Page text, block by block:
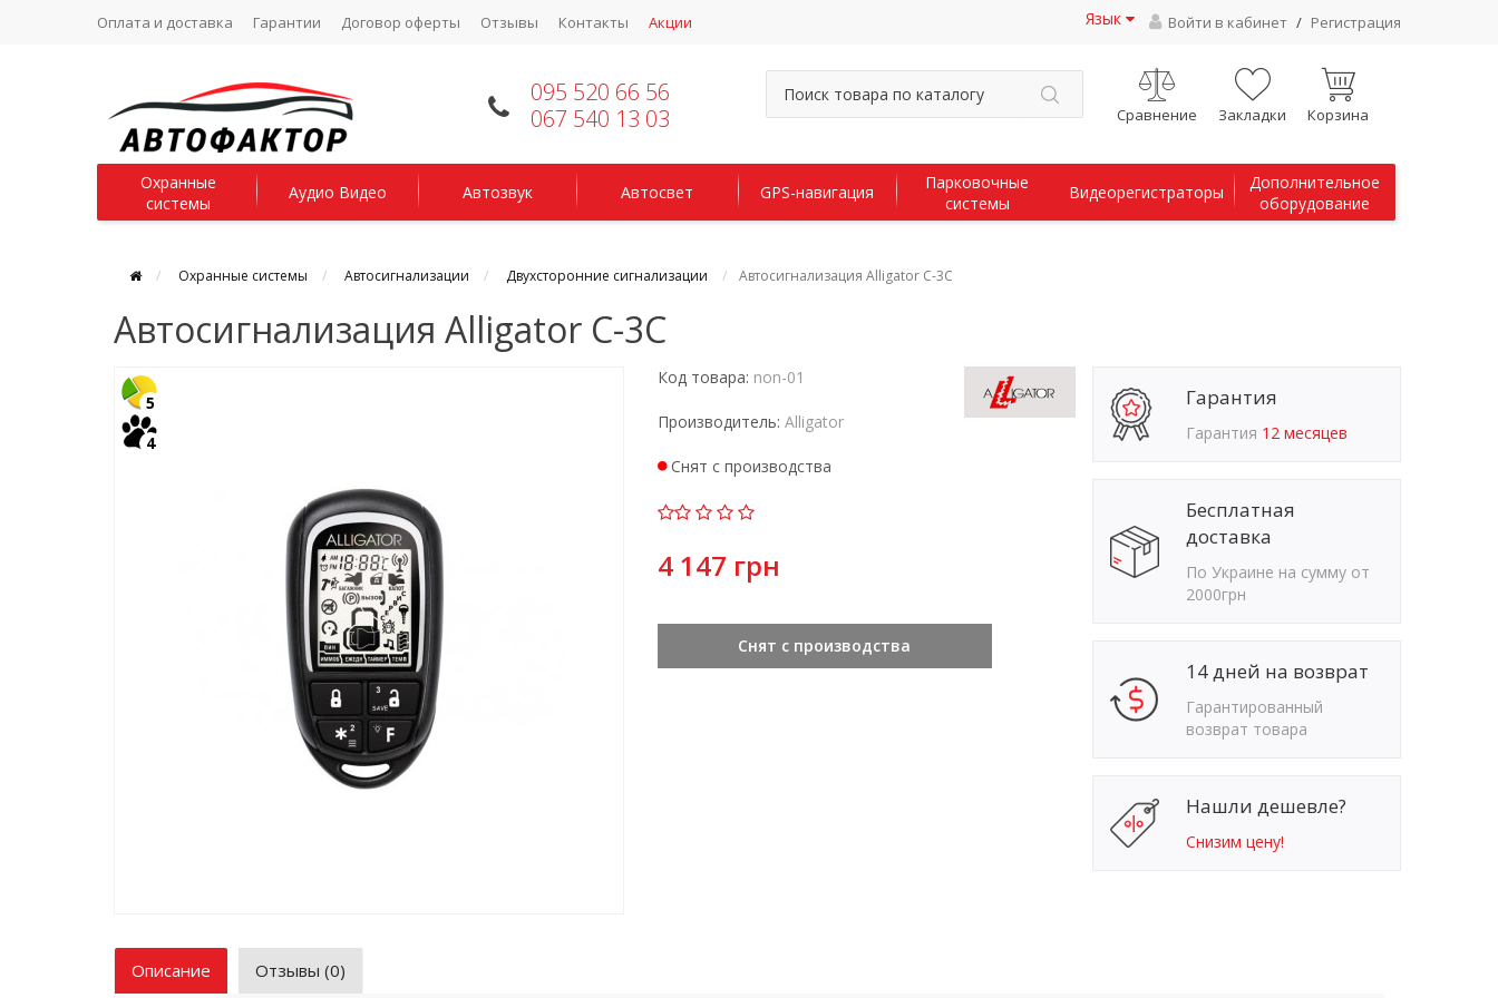
Оплата и доставка Гарантии Договор оферты Отзывы Контакты Акции Войти в кабинет / Регистрация
Язык
095 520 66 56
067 540 13 03
Сравнение Закладки Корзина
Охранные
системы
Аудио Видео Автозвук Автосвет GPS-навигация
Парковочные
системы
Видеорегистраторы
Дополнительное
оборудование
Охранные системы Автосигнализации Двухсторонние сигнализации Автосигнализация Alligator C-3C
Автосигнализация Alligator C-3C
5
4
Код товара: non-01
Производитель: Alligator
Снят с производства
4 147 грн
Снят с производства
Гарантия
Гарантия 12 месяцев
Бесплатная
доставка
По Украине на сумму от
2000грн
14 дней на возврат
Гарантированный
возврат товара
Нашли дешевле?
Снизим цену!
Описание Отзывы (0)